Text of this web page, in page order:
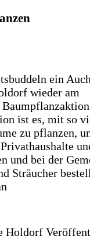
ein
wieder am
ist es, mit so
zu pflanzen,
und bei der
Sträucher
Holdorf